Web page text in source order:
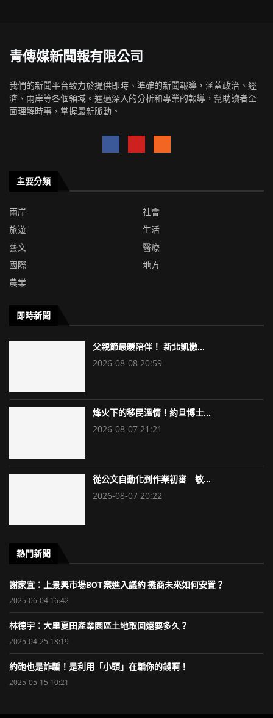
青傳媒新聞報有限公司
我們的新聞平台致力於提供即時、準確的新聞報導，涵蓋政治、經
濟、兩岸等各個領域。通過深入的分析和專業的報導，幫助讀者全
面理解時事，掌握最新脈動。
主要分類
兩岸
社會
旅遊
生活
藝文
醫療
國際
地方
農業
即時新聞
父親節最暖陪伴！ 新北凱撒...
2026-08-08 20:59
烽火下的移民溫情！約旦博士...
2026-08-07 21:21
從公文自動化到作業初審 敏...
2026-08-07 20:22
熱門新聞
謝家宜：上景興市場BOT案進入議約 攤商未來如何安置？
2025-06-04 16:42
林德宇：大里夏田產業園區土地取回還要多久？
2025-04-25 18:19
約砲也是詐騙！是利用「小頭」在騙你的錢啊！
2025-05-15 10:21